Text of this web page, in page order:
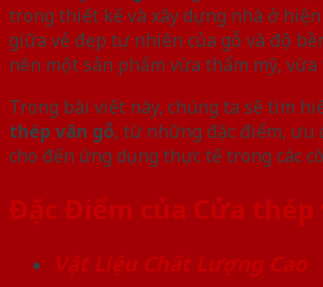
trong thiết kế và xây dựng nhà ở
giữa vẻ đẹp tự nhiên của gỗ và độ
nên một sản phẩm vừa thẩm mỹ, vừa
Trong bài viết này, chúng ta sẽ tìm
thép vân gỗ, từ những đặc điểm, ưu
cho đến ứng dụng thực tế trong các
Đặc Điểm của Cửa thép
Vật Liệu Chất Lượng Cao